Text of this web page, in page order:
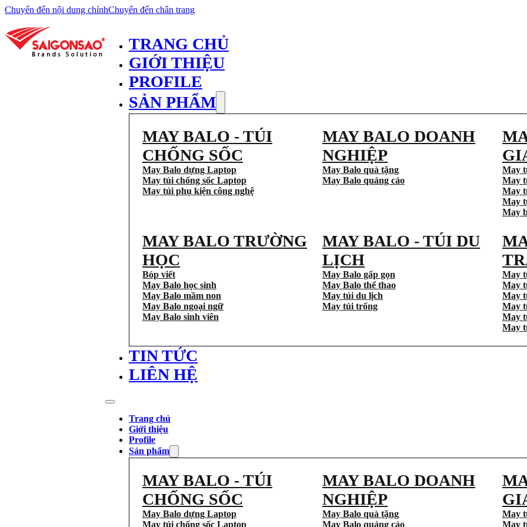
Chuyển đến nội dung chínhChuyển đến chân trang
TRANG CHỦ
GIỚI THIỆU
PROFILE
SẢN PHẨM
MAY BALO - TÚI
CHỐNG SỐC
May Balo dựng Laptop
May túi chống sốc Laptop
May túi phụ kiện công nghệ
MAY BALO DOANH
NGHIỆP
May Balo quà tặng
May Balo quảng cáo
May
May
May
May
May
MAY BALO TRƯỜNG
HỌC
Bóp viết
May Balo học sinh
May Balo mầm non
May Balo ngoại ngữ
May Balo sinh viên
MAY BALO - TÚI DU
LỊCH
May Balo gấp gọn
May Balo thể thao
May túi du lịch
May túi trống
May
May
May
May
May
May
TIN TỨC
LIÊN HỆ
Trang chủ
Giới thiệu
Profile
Sản phẩm
MAY BALO - TÚI
CHỐNG SỐC
May Balo dựng Laptop
May túi chống sốc Laptop
MAY BALO DOANH
NGHIỆP
May Balo quà tặng
May Balo quảng cáo
May
May